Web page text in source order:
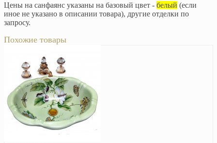
Цены на санфаянс указаны на базовый цвет - белый (если
иное не указано в описании товара), другие отделки по
запросу.
Похожие товары